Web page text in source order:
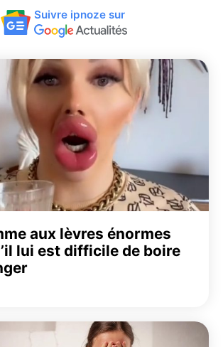
Suivre ipnoze sur
aux lèvres énormes
lui est difficile de boire